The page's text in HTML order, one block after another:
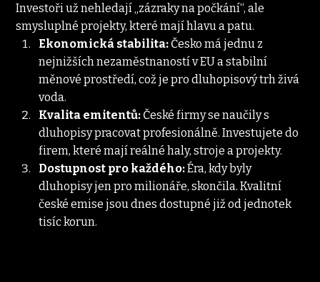
Investoři už nehledají „zázraky na počkání“, ale
smysluplné projekty, které mají hlavu a patu.
Ekonomická stabilita: Česko má jednu z
nejnižších nezaměstnaností v EU a stabilní
měnové prostředí, což je pro dluhopisový trh živá
voda.
Kvalita emitentů: České firmy se naučily s
dluhopisy pracovat profesionálně. Investujete do
firem, které mají reálné haly, stroje a projekty.
Dostupnost pro každého: Éra, kdy byly
dluhopisy jen pro milionáře, skončila. Kvalitní
české emise jsou dnes dostupné již od jednotek
tisíc korun.